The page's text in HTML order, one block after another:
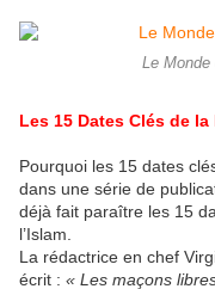
Le Monde
Les 15 Dates Clés de
Pourquoi les 15 dates
dans une série de
déjà fait paraître les 15
l’Islam.
La rédactrice en chef
écrit : « Les maçons